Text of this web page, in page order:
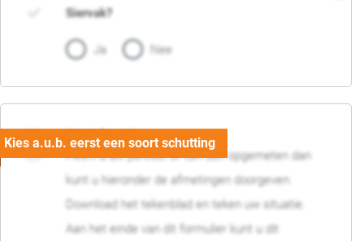
Siervak?
Ja Nee
04. Afmetingen
Heeft u uw perceel of tuin zelf opgemeten dan
kunt u hieronder de afmetingen doorgeven.
Download het tekenblad en teken uw situatie.
Aan het einde van dit formulier kunt u dit